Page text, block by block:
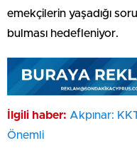
emekçilerin yaşadığı
bulması hedefleniyor.
İlgili haber: Akpınar:
Önemli